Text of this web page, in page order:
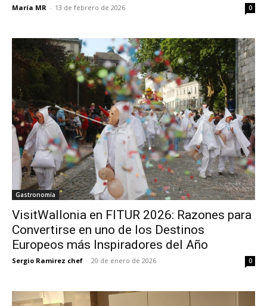
María MR - 13 de febrero de 2026 0
Gastronomía
VisitWallonia en FITUR 2026: Razones para
Convertirse en uno de los Destinos
Europeos más Inspiradores del Año
Sergio Ramirez chef - 20 de enero de 2026 0